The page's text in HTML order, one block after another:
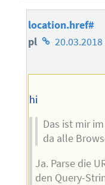
location.href#
pl Homepage
Autors
20.03.2018
hi
Das ist mir
da alle
Ja. Parse die
den Query-